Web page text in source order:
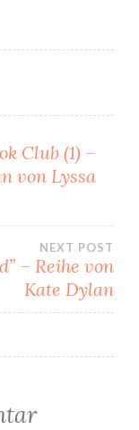
Club (1) –
von Lyssa
NEXT POST
– Reihe von
Kate Dylan